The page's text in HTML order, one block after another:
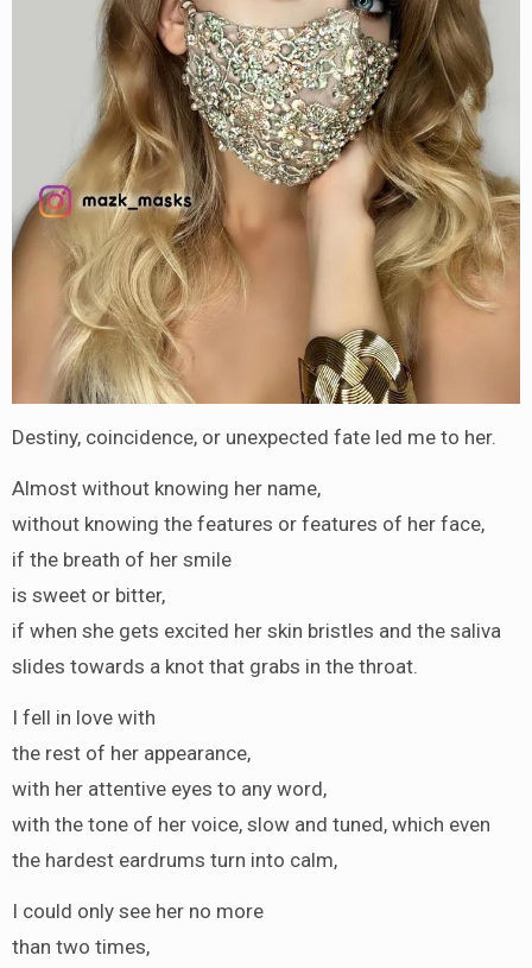
Destiny, coincidence, or unexpected fate led me to her.
Almost without knowing her name,
without knowing the features or features of her face,
if the breath of her smile
is sweet or bitter,
if when she gets excited her skin bristles and the saliva
slides towards a knot that grabs in the throat.
I fell in love with
the rest of her appearance,
with her attentive eyes to any word,
with the tone of her voice, slow and tuned, which even
the hardest eardrums turn into calm,
I could only see her no more
than two times,